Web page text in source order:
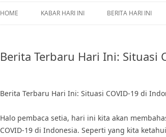
HOME KABAR HARI INI BERITA HARI INI
Berita Terbaru Hari Ini: Situasi
Berita Terbaru Hari Ini: Situasi COVID-19 di
Halo pembaca setia, hari ini kita akan
COVID-19 di Indonesia. Seperti yang kita